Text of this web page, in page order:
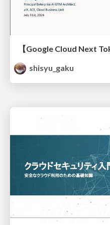
shisyu_gaku